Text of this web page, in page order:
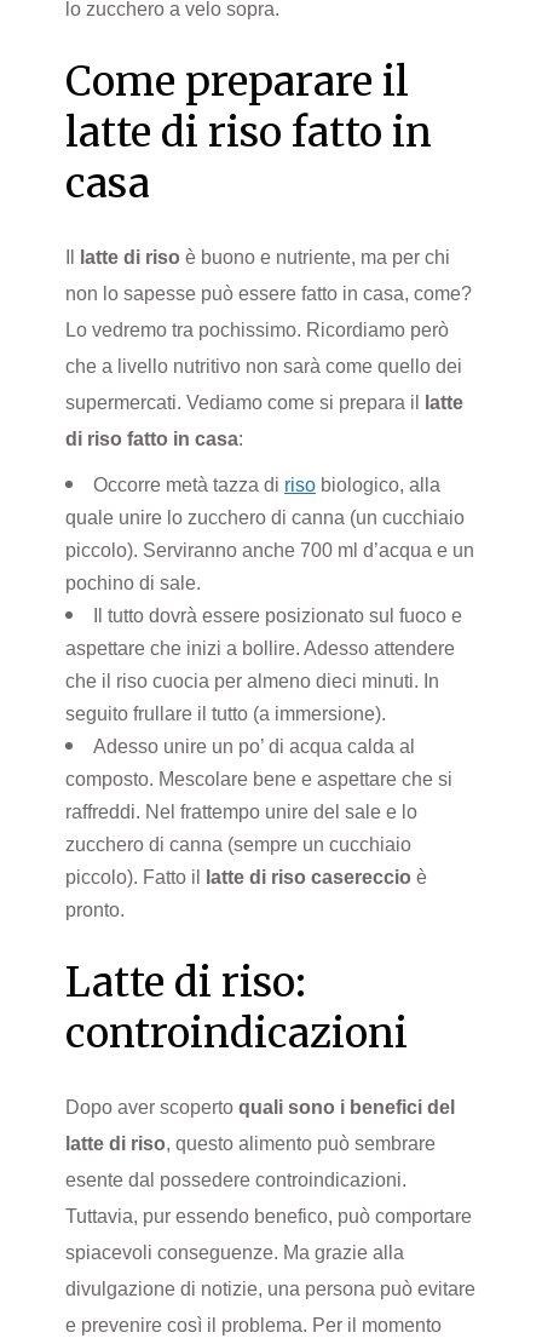
lo zucchero a velo sopra.
Come preparare il
latte di riso fatto in
casa
latte di riso è buono e nutriente, ma per chi
non lo sapesse può essere fatto in casa, come?
Lo vedremo tra pochissimo. Ricordiamo però
che a livello nutritivo non sarà come quello dei
supermercati. Vediamo come si prepara il
latte
di riso fatto in casa:
Occorre metà tazza di riso biologico, alla
quale unire lo zucchero di canna (un cucchiaio
piccolo). Serviranno anche 700 ml d’acqua e un
pochino di sale.
Il tutto dovrà essere posizionato sul fuoco e
aspettare che inizi a bollire. Adesso attendere
che il riso cuocia per almeno dieci minuti. In
seguito frullare il tutto (a immersione).
Adesso unire un po’ di acqua calda al
composto. Mescolare bene e aspettare che si
raffreddi. Nel frattempo unire del sale e lo
zucchero di canna (sempre un cucchiaio
piccolo). Fatto il
latte di riso casereccio è
pronto.
Latte di riso:
controindicazioni
Dopo aver scoperto quali sono i benefici del
latte di riso, questo alimento può sembrare
esente dal possedere controindicazioni.
Tuttavia, pur essendo benefico, può comportare
spiacevoli conseguenze. Ma grazie alla
divulgazione di notizie, una persona può evitare
e prevenire così il problema. Per il momento